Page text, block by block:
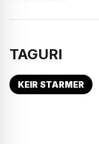
TAGURI
KEIR STARMER